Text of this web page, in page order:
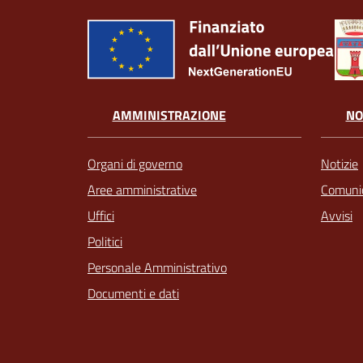
AMMINISTRAZIONE
Organi di governo
Aree amministrative
Uffici
Politici
Personale Amministrativo
Documenti e dati
Notizie
Avvisi